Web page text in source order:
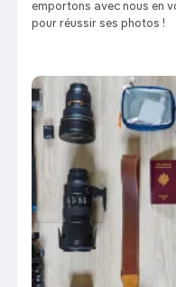
emportons avec nous en
pour réussir ses photos !